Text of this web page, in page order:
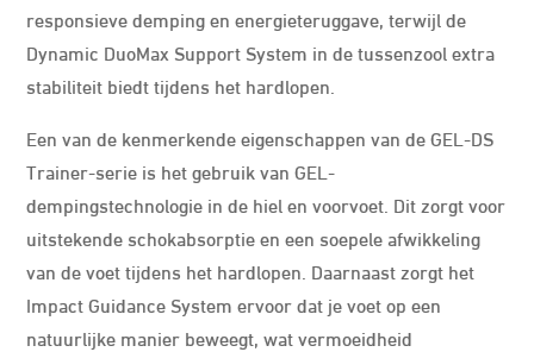
responsieve demping en energieteruggave, terwijl de
Dynamic DuoMax Support System in de tussenzool extra
stabiliteit biedt tijdens het hardlopen.
Een van de kenmerkende eigenschappen van de GEL-DS
Trainer-serie is het gebruik van GEL-
dempingstechnologie in de hiel en voorvoet. Dit zorgt voor
uitstekende schokabsorptie en een soepele afwikkeling
van de voet tijdens het hardlopen. Daarnaast zorgt het
Impact Guidance System ervoor dat je voet op een
natuurlijke manier beweegt, wat vermoeidheid